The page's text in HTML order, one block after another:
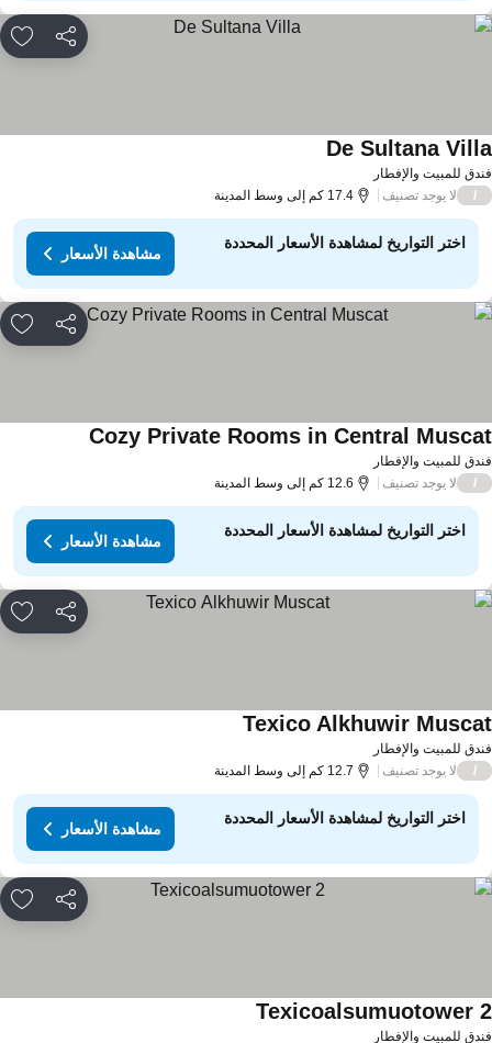
مشاركة
للمبيت والإفطار
De Sultanaمشاهدة الأسعار
لا يوجد تصنيف 17.4 كم إلى وسط المدينة
اختر التواريخ لمشاهدة الأسعار المحددة
مشاهدة الأسعار
مشاركة
للمبيت والإفطار
Cozy Private Rooms in Centralمشاهدة
لا يوجد تصنيف 12.6 كم إلى وسط المدينة
اختر التواريخ لمشاهدة الأسعار المحددة
مشاهدة الأسعار
مشاركة
للمبيت والإفطار
Texico Alkhuwirمشاهدة الأسعار
لا يوجد تصنيف 12.7 كم إلى وسط المدينة
اختر التواريخ لمشاهدة الأسعار المحددة
مشاهدة الأسعار
مشاركة
للمبيت والإفطار
Texicoalsumuotowerمشاهدة الأسعار